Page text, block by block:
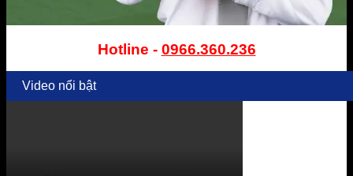
Hotline - 0966.360.236
Video nổi bật